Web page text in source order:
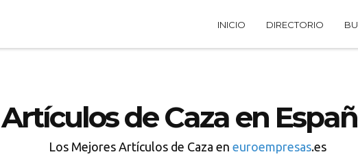
INICIO DIRECTORIO
Artículos de Caza en
Los Mejores Artículos de Caza en euroempresas.es